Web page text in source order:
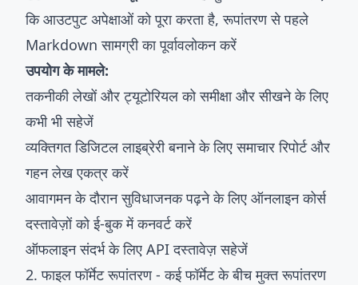
कि आउटपुट अपेक्षाओं को पूरा करता है, रूपांतरण से पहले
Markdown सामग्री का पूर्वावलोकन करें
उपयोग के मामले:
तकनीकी लेखों और ट्यूटोरियल को समीक्षा और सीखने के लिए
कभी भी सहेजें
व्यक्तिगत डिजिटल लाइब्रेरी बनाने के लिए समाचार रिपोर्ट और
गहन लेख एकत्र करें
आवागमन के दौरान सुविधाजनक पढ़ने के लिए ऑनलाइन कोर्स
दस्तावेज़ों को ई-बुक में कनवर्ट करें
ऑफलाइन संदर्भ के लिए API दस्तावेज़ सहेजें
2. फाइल फॉर्मेट रूपांतरण - कई फॉर्मेट के बीच मुक्त रूपांतरण